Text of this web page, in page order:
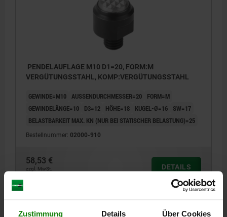
Zustimmung Details Über Cookies
PENDELAUFLAGE M10 D1=20, FORM:M
VERGÜTUNGSSTAHL, KOMP:VERGÜTUNGSSTAHL
GEWINDE=M10 AUSSENDURCHMESSER=20
FORM=M
GEWINDELÄNGE=10
D3=12 HÖHE=18 KUGEL-Ø=16
SW=17
BELASTBARKEIT MAX. KN (NUR BEI STATISCHER BELASTUNG)=25
Bestellnummer: 02000-910
58,53 €
zzgl. MwSt.
DETAILS